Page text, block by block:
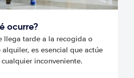
ocurre?
llega tarde a la recogida o
es esencial que actúe
inconveniente.